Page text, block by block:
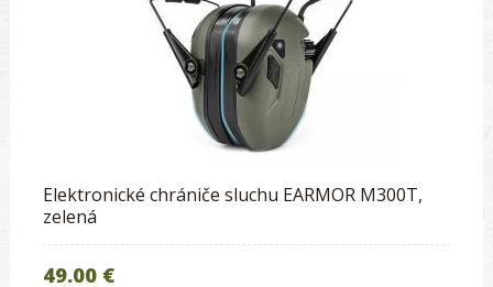
Elektronické chrániče sluchu EARMOR M300T,
zelená
49.00 €